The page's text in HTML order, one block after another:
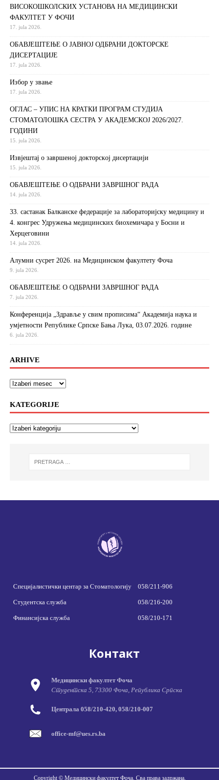
ВИСОКОШКОЛСКИХ УСТАНОВА НА МЕДИЦИНСКИ
ФАКУЛТЕТ У ФОЧИ
17. jula 2026.
ОБАВЈЕШТЕЊЕ О ЈАВНОЈ ОДБРАНИ ДОКТОРСКЕ
ДИСЕРТАЦИЈЕ
17. jula 2026.
Избор у звање
17. jula 2026.
ОГЛАС – УПИС НА КРАТКИ ПРОГРАМ СТУДИЈА
СТОМАТОЛОШКА СЕСТРА У АКАДЕМСКОЈ 2026/2027.
ГОДИНИ
15. jula 2026.
Извjeштaj o зaвршeнoj дoктoрскoj дисeртaциjи
15. jula 2026.
ОБАВЈЕШТЕЊЕ О ОДБРАНИ ЗАВРШНОГ РАДА
14. jula 2026.
33. састанак Балканске федерације за лабораторијску медицину и
4. конгрес Удружења медицинских биохемичара у Босни и
Херцеговини
14. jula 2026.
Алумни сусрет 2026. на Медицинском факултету Фоча
9. jula 2026.
ОБАВЈЕШТЕЊЕ О ОДБРАНИ ЗАВРШНОГ РАДА
7. jula 2026.
Конференција „Здравље у свим прописима“ Академија наука и
умјетности Републике Српске Бања Лука, 03.07.2026. године
6. jula 2026.
ARHIVE
KATEGORIJE
Специјалистички центар за Стоматологију 058/211-906
Студентска служба 058/216-200
Финансијска служба 058/210-171
Контакт
Медицински факултет Фоча
Студентска 5, 73300 Фоча, Република Српска
Централа 058/210-420, 058/210-007
office-mf@ues.rs.ba
Copyright © Медицински факултет Фоча. Сва права задржана.